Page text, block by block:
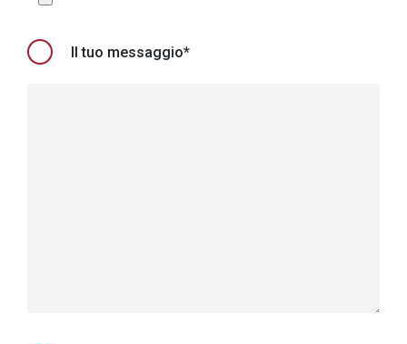
Il tuo messaggio*